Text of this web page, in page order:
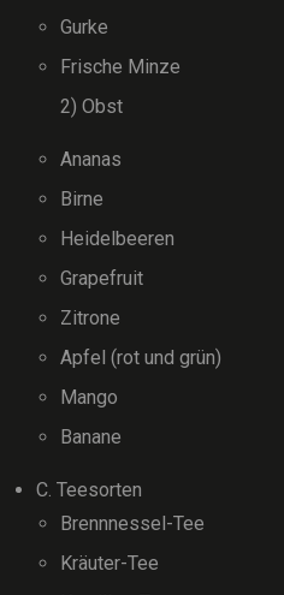
Gurke
Frische Minze
2) Obst
Ananas
Birne
Heidelbeeren
Grapefruit
Zitrone
Apfel (rot und grün)
Mango
Banane
C. Teesorten
Brennnessel-Tee
Kräuter-Tee